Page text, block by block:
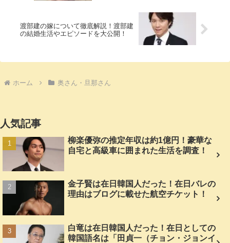
渡部建の嫁について徹底解説！渡部建
の結婚生活やエピソードを大公開！
ホーム 奥さん・旦那さん
人気記事
柳楽優弥の推定年収は約1億円！豪華な
自宅と高級車に囲まれた生活を調査！
金子賢は在日韓国人だった！在日バレの
理由はブログに載せた航空チケット！
白竜は在日韓国人だった！在日としての
韓国語名は「田貞一（チョン・ジョンイ